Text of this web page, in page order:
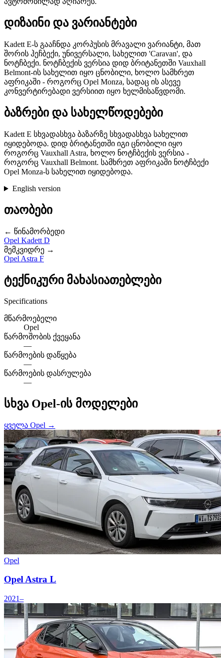
დიზაინი და ვარიანტები
Kadett E-ს გააჩნდა კორპუსის მრავალი ვარიანტი, მათ
შორის ჰეჩბექი, უნივერსალი, სახელით 'Caravan', და
ნოტჩბექი. ნოტჩბექის ვერსია დიდ ბრიტანეთში Vauxhall
Belmont-ის სახელით იყო ცნობილი, ხოლო სამხრეთ
აფრიკაში - როგორც Opel Monza, სადაც ის ასევე
კონვერტირებადი ვერსიით იყო ხელმისაწვდომი.
ბაზრები და სახელწოდებები
Kadett E სხვადასხვა ბაზარზე სხვადასხვა სახელით
იყიდებოდა. დიდ ბრიტანეთში იგი ცნობილი იყო
როგორც Vauxhall Astra, ხოლო ნოტჩბექის ვერსია -
როგორც Vauxhall Belmont. სამხრეთ აფრიკაში ნოტჩბექი
Opel Monza-ს სახელით იყიდებოდა.
English version
თაობები
← წინამორბედი
Opel Kadett D
მემკვიდრე →
Opel Astra F
ტექნიკური მახასიათებლები
Specifications
მწარმოებელი
Opel
წარმოშობის ქვეყანა
—
წარმოების დაწყება
—
წარმოების დასრულება
—
სხვა Opel-ის მოდელები
ყველა Opel →
Opel
Opel Astra L
2021–